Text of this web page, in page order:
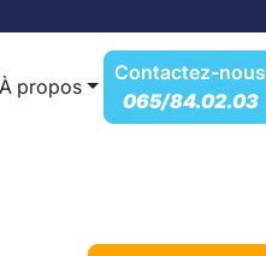
Contactez-nous
065/84.02.03
À propos